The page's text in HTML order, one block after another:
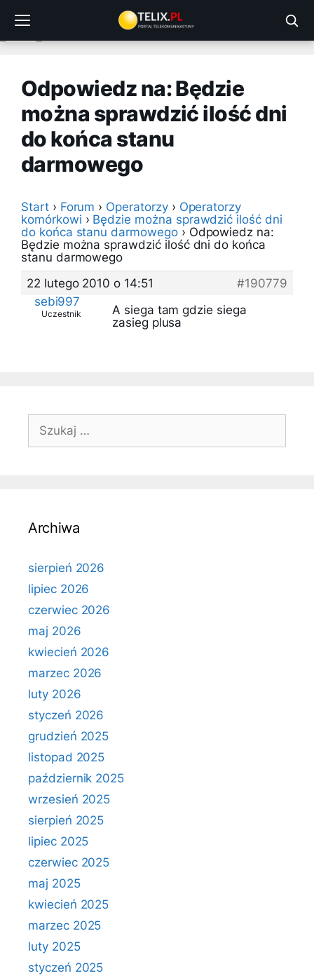
treści
Odpowiedz na: Będzie
można sprawdzić ilość dni
do końca stanu
darmowego
Start › Forum › Operatorzy › Operatorzy
komórkowi › Będzie można sprawdzić ilość dni
do końca stanu darmowego › Odpowiedz na:
Będzie można sprawdzić ilość dni do końca
stanu darmowego
22 lutego 2010 o 14:51
#190779
sebi997
Uczestnik
A siega tam gdzie siega
zasieg plusa
Szukaj:
Archiwa
sierpień 2026
lipiec 2026
czerwiec 2026
maj 2026
kwiecień 2026
marzec 2026
luty 2026
styczeń 2026
grudzień 2025
listopad 2025
październik 2025
wrzesień 2025
sierpień 2025
lipiec 2025
czerwiec 2025
maj 2025
kwiecień 2025
marzec 2025
luty 2025
styczeń 2025